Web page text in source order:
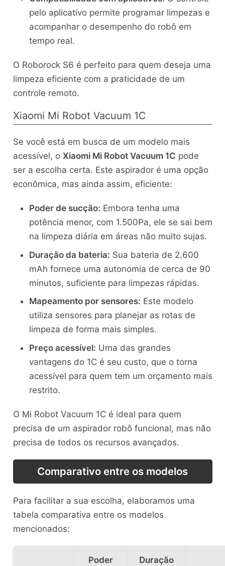
pelo aplicativo permite programar limpezas e
acompanhar o desempenho do robô em
tempo real.
O Roborock S6 é perfeito para quem deseja uma
limpeza eficiente com a praticidade de um
controle remoto.
Xiaomi Mi Robot Vacuum 1C
Se você está em busca de um modelo mais
acessível, o Xiaomi Mi Robot Vacuum 1C pode
ser a escolha certa. Este aspirador é uma opção
econômica, mas ainda assim, eficiente:
Poder de sucção: Embora tenha uma
potência menor, com 1.500Pa, ele se sai bem
na limpeza diária em áreas não muito sujas.
Duração da bateria: Sua bateria de 2.600
mAh fornece uma autonomia de cerca de 90
minutos, suficiente para limpezas rápidas.
Mapeamento por sensores: Este modelo
utiliza sensores para planejar as rotas de
limpeza de forma mais simples.
Preço acessível: Uma das grandes
vantagens do 1C é seu custo, que o torna
acessível para quem tem um orçamento mais
restrito.
O Mi Robot Vacuum 1C é ideal para quem
precisa de um aspirador robô funcional, mas não
precisa de todos os recursos avançados.
Comparativo entre os modelos
Para facilitar a sua escolha, elaboramos uma
tabela comparativa entre os modelos
mencionados:
Poder
Duração